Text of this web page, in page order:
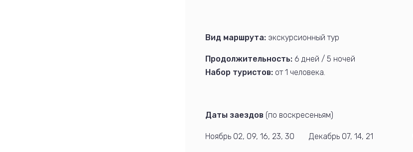
Вид маршрута: экскурсионный тур
Продолжительность: 6 дней / 5 ночей
Набор туристов: от 1 человека.
Даты заездов (по воскресеньям)
Ноябрь 02, 09, 16, 23, 30 Декабрь 07, 14, 21